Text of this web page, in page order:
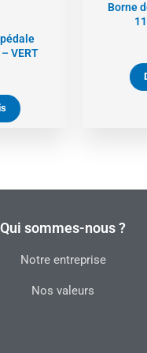
VERT
Borne
Qui sommes-nous ?
Notre entreprise
Nos valeurs